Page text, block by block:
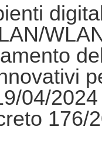
04/
176/